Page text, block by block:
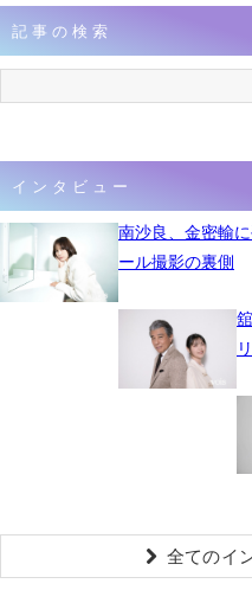
記事の検索
インタビュー
南沙良、金密輸
ール撮影の裏側
全てのイ